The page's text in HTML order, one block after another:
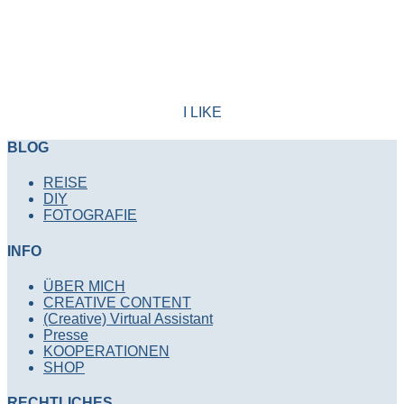
I LIKE
BLOG
REISE
DIY
FOTOGRAFIE
INFO
ÜBER MICH
CREATIVE CONTENT
(Creative) Virtual Assistant
Presse
KOOPERATIONEN
SHOP